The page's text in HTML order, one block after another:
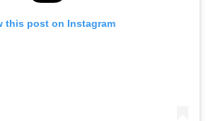
this post on Instagram